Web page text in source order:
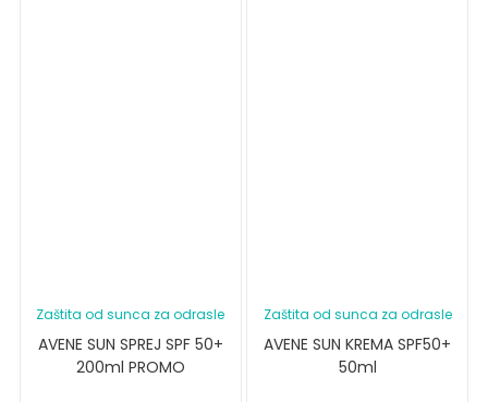
Zaštita od sunca za odrasle
AVENE SUN SPREJ SPF 50+
200ml PROMO
Zaštita od sunca za odrasle
AVENE SUN KREMA SPF50+
50ml